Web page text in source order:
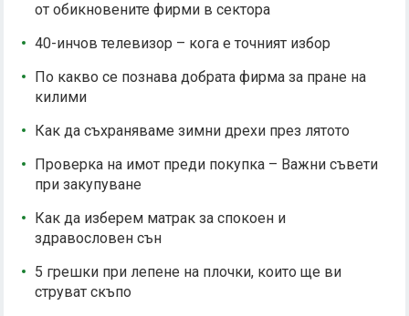
от обикновените фирми в сектора
40-инчов телевизор – кога е точният избор
По какво се познава добрата фирма за пране на
килими
Как да съхраняваме зимни дрехи през лятото
Проверка на имот преди покупка – Важни съвети
при закупуване
Как да изберем матрак за спокоен и
здравословен сън
5 грешки при лепене на плочки, които ще ви
струват скъпо